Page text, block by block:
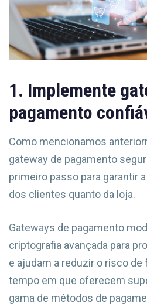
1. Implemente
pagamento
Como mencionamos
gateway de pagamento
primeiro passo para garantir
dos clientes quanto da loja.
Gateways de pagamento
criptografia avançada para
e ajudam a reduzir o risco
tempo em que oferecem
gama de métodos de